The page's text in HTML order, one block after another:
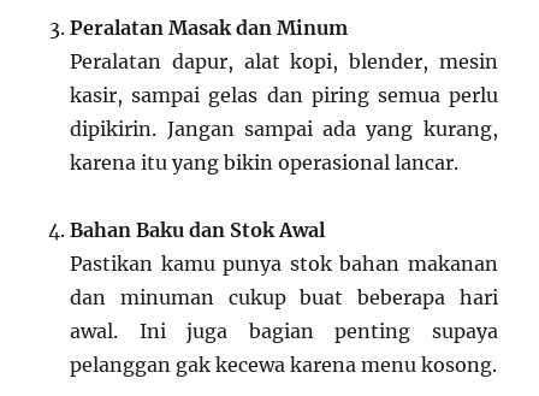
Peralatan Masak dan Minum
Peralatan dapur, alat kopi, blender, mesin
kasir, sampai gelas dan piring semua perlu
dipikirin. Jangan sampai ada yang kurang,
karena itu yang bikin operasional lancar.
Bahan Baku dan Stok Awal
Pastikan kamu punya stok bahan makanan
dan minuman cukup buat beberapa hari
awal. Ini juga bagian penting supaya
pelanggan gak kecewa karena menu kosong.